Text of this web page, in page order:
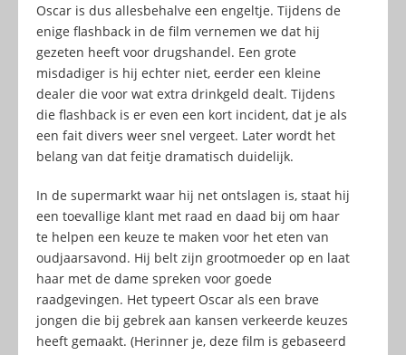
Oscar is dus allesbehalve een engeltje. Tijdens de
enige flashback in de film vernemen we dat hij
gezeten heeft voor drugshandel. Een grote
misdadiger is hij echter niet, eerder een kleine
dealer die voor wat extra drinkgeld dealt. Tijdens
die flashback is er even een kort incident, dat je als
een fait divers weer snel vergeet. Later wordt het
belang van dat feitje dramatisch duidelijk.
In de supermarkt waar hij net ontslagen is, staat hij
een toevallige klant met raad en daad bij om haar
te helpen een keuze te maken voor het eten van
oudjaarsavond. Hij belt zijn grootmoeder op en laat
haar met de dame spreken voor goede
raadgevingen. Het typeert Oscar als een brave
jongen die bij gebrek aan kansen verkeerde keuzes
heeft gemaakt. (Herinner je, deze film is gebaseerd